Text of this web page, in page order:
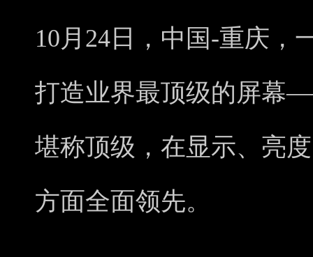
10月24日，中国-重庆，
打造业界最顶级的屏幕
堪称顶级，在显示、亮
方面全面领先。